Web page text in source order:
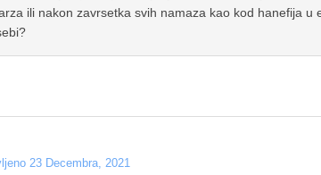
ili nakon zavrsetka svih namaza kao kod hanefija u
23 Decembra, 2021